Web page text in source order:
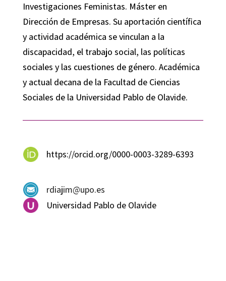
Investigaciones Feministas. Máster en
Dirección de Empresas. Su aportación científica
y actividad académica se vinculan a la
discapacidad, el trabajo social, las políticas
sociales y las cuestiones de género. Académica
y actual decana de la Facultad de Ciencias
Sociales de la Universidad Pablo de Olavide.
https://orcid.org/0000-0003-3289-6393
rdiajim@upo.es
Universidad Pablo de Olavide